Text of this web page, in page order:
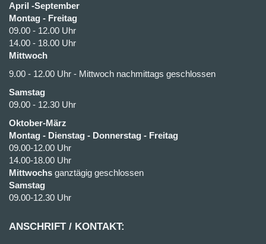
April -September
Montag - Freitag
09.00 - 12.00 Uhr
14.00 - 18.00 Uhr
Mittwoch
9.00 - 12.00 Uhr - Mittwoch nachmittags geschlossen
Samstag
09.00 - 12.30 Uhr
Oktober-März
Montag - Dienstag - Donnerstag - Freitag
09.00-12.00 Uhr
14.00-18.00 Uhr
Mittwochs ganztägig geschlossen
Samstag
09.00-12.30 Uhr
ANSCHRIFT / KONTAKT: